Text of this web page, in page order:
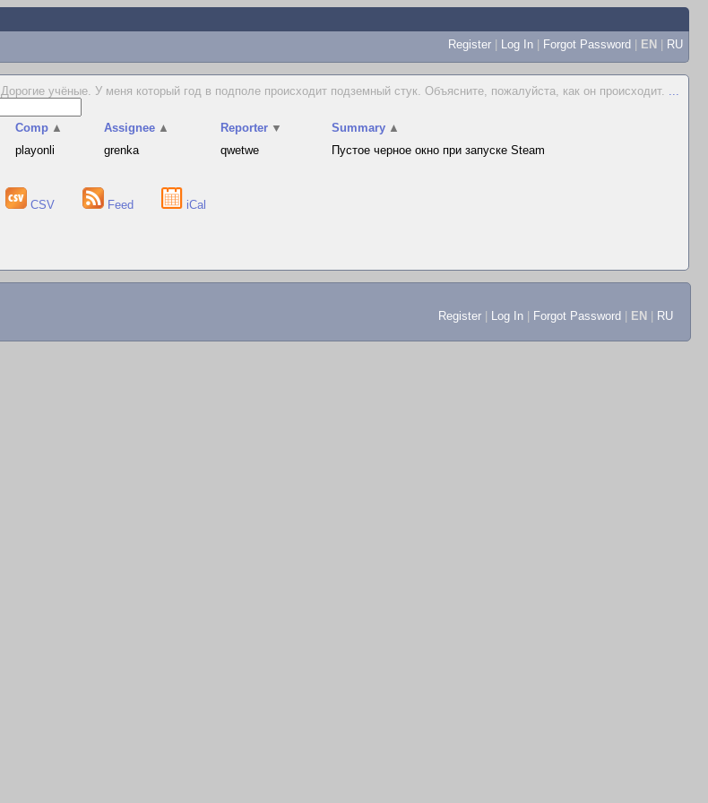
Register | Log In | Forgot Password | EN | RU
Дорогие учёные. У меня который год в подполе происходит подземный стук. Объясните, пожалуйста, как он происходит. ...
Comp ▲ Assignee ▲ Reporter ▼ Summary ▲
playonli grenka qwetwe Пустое черное окно при запуске Steam
CSV Feed iCal
Register Log In Forgot Password EN RU